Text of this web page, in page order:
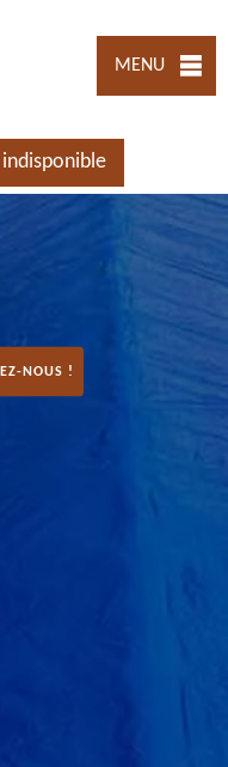
MENU
indisponible
NOUS !